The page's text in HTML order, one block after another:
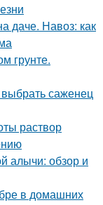
даче. Навоз: как
грунте.
саженец
раствор
алычи: обзор и
в домашних